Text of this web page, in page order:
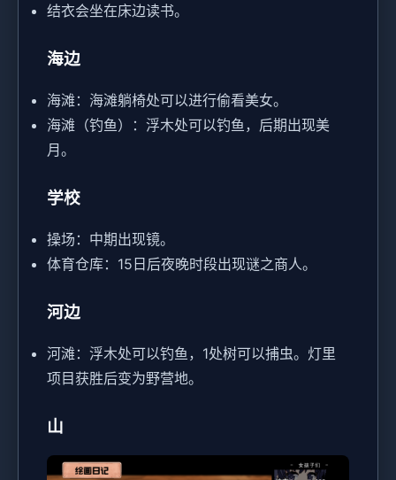
结衣会坐在床边读书。
海边
海滩：海滩躺椅处可以进行偷看美女。
海滩（钓鱼）：浮木处可以钓鱼，后期出现美
月。
学校
操场：中期出现镜。
体育仓库：15日后夜晚时段出现谜之商人。
河边
河滩：浮木处可以钓鱼，1处树可以捕虫。灯里
项目获胜后变为野营地。
山